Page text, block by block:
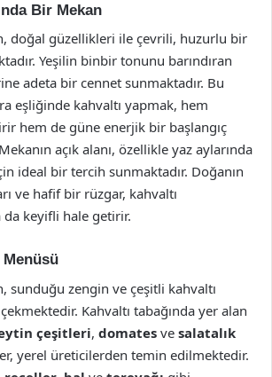
Bir Mekan
doğal güzellikleri ile çevrili, huzurlu bir
Yeşilin binbir tonunu barındıran
adeta bir cennet sunmaktadır. Bu
eşliğinde kahvaltı yapmak, hem
hem de güne enerjik bir başlangıç
açık alanı, özellikle yaz aylarında
ideal bir tercih sunmaktadır. Doğanın
ve hafif bir rüzgar, kahvaltı
keyifli hale getirir.
Menüsü
sunduğu zengin ve çeşitli kahvaltı
Kahvaltı tabağında yer alan
çeşitleri, domates ve salatalık
yerel üreticilerden temin edilmektedir.